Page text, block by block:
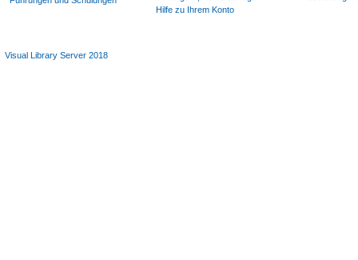
Hilfe zu Ihrem Konto
Visual Library Server 2018